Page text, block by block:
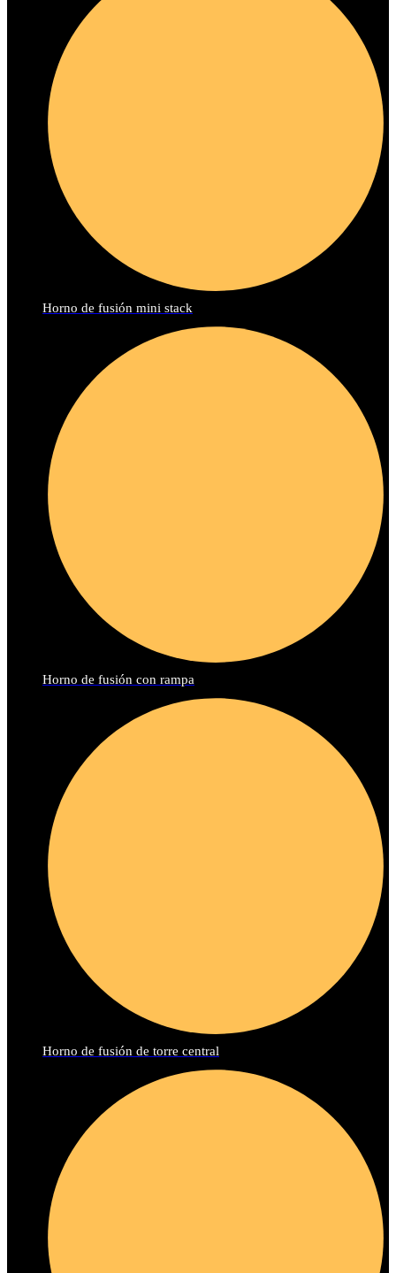
Horno de fusión mini stack
Horno de fusión con rampa
Horno de fusión de torre central